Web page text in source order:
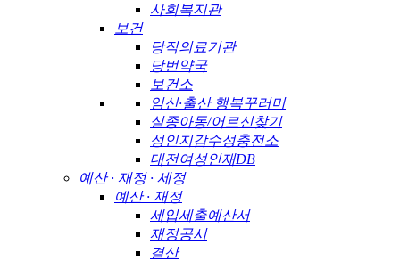
사회복지관
보건
당직의료기관
당번약국
보건소
임신·출산 행복꾸러미
실종아동/어르신찾기
성인지감수성충전소
대전여성인재DB
예산 · 재정 · 세정
예산 · 재정
세입세출예산서
재정공시
결산